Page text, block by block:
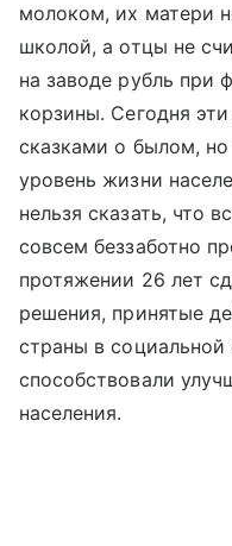
молоком, их матери
школой, а отцы не
на заводе рубль при
корзины. Сегодня
сказками о былом,
уровень жизни
нельзя сказать, что
совсем беззаботно
протяжении 26 лет
решения, принятые
страны в социальной
способствовали
населения.